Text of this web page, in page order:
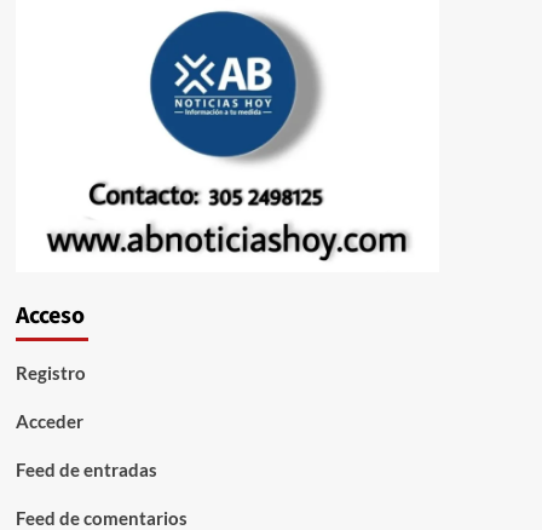
Acceso
Registro
Acceder
Feed de entradas
Feed de comentarios